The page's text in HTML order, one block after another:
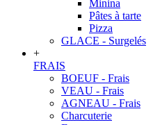
Minina
Pâtes à tarte
Pizza
GLACE - Surgelés
+
FRAIS
BOEUF - Frais
VEAU - Frais
AGNEAU - Frais
Charcuterie